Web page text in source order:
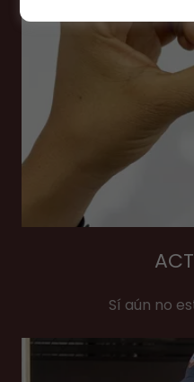
Sí aún no